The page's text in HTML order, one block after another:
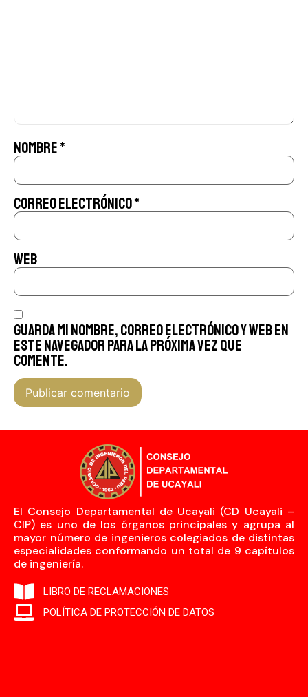
Nombre*
Correo electrónico*
Web
Guarda mi nombre, correo electrónico y web en
este navegador para la próxima vez que
comente.
El Consejo Departamental de Ucayali (CD Ucayali –
CIP) es uno de los órganos principales y agrupa al
mayor número de ingenieros colegiados de distintas
especialidades conformando un total de 9 capítulos
de ingeniería.
LIBRO DE RECLAMACIONES
POLÍTICA DE PROTECCIÓN DE DATOS